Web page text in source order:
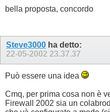
bella proposta, concordo
Steve3000 ha detto:
22-05-2002 23.37.37
Può essere una idea
Cmq, per prima cosa non è
Firewall 2002 sia un